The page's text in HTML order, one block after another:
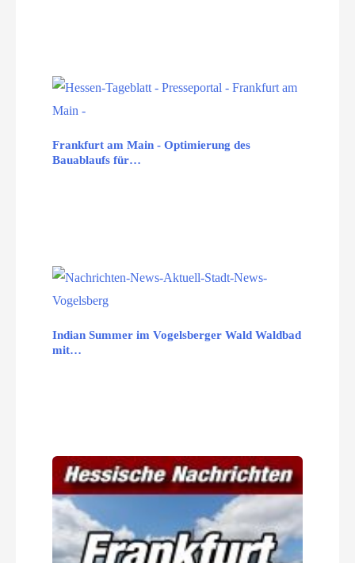
Frankfurt am Main - Optimierung des
Bauablaufs für…
Indian Summer im Vogelsberger Wald Waldbad
mit…